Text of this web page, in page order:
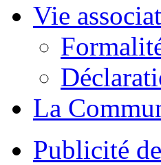
Vie
La
Publicité